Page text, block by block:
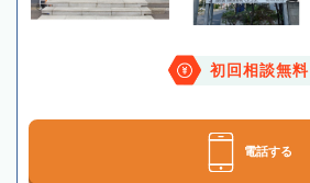
初回相談無料
電話する